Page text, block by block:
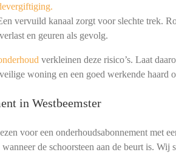
vervuild kanaal zorgt voor slechte trek.
en geuren als gevolg.
verkleinen deze risico’s. Laat
woning en een goed werkende haard
in Westbeemster
voor een onderhoudsabonnement met
de schoorsteen aan de beurt is. Wij